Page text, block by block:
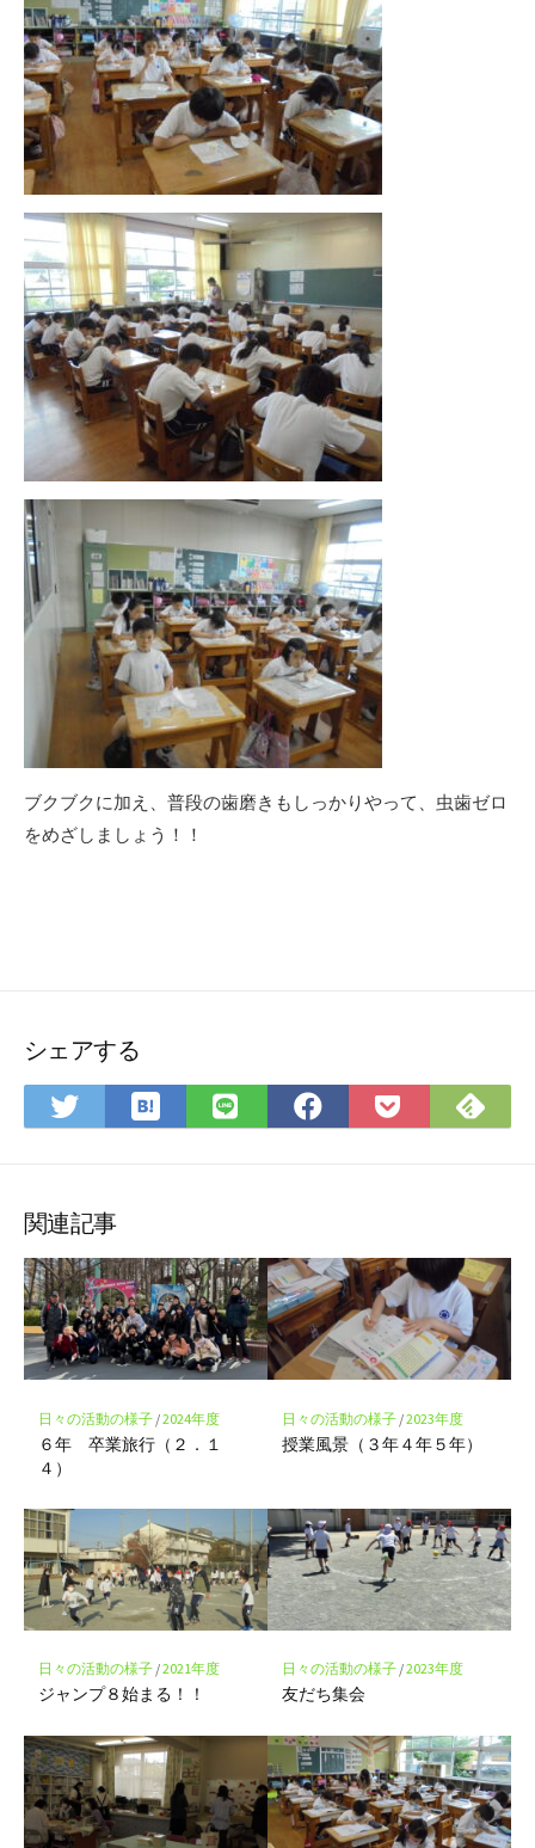
ブクブクに加え、普段の歯磨きもしっかりやって、虫歯ゼロ
をめざしましょう！！
シェアする
Twitter
で
ア
は
て
ク
マ
ー
ク
に
保
存
LINE
で
Facebook
で
Pocket
に
で
関連記事
日々の活動の様子/2024年度
６年 卒業旅行（２．１
４）
日々の活動の様子/2023年度
授業風景（３年４年５年）
日々の活動の様子/2021年度
ジャンプ８始まる！！
日々の活動の様子/2023年度
友だち集会